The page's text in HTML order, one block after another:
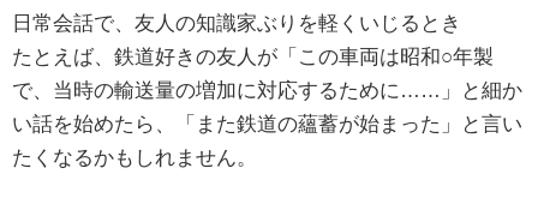
日常会話で、友人の知識家ぶりを軽くいじるとき
たとえば、鉄道好きの友人が「この車両は昭和○年製
で、当時の輸送量の増加に対応するために……」と細か
い話を始めたら、「また鉄道の蘊蓄が始まった」と言い
たくなるかもしれません。